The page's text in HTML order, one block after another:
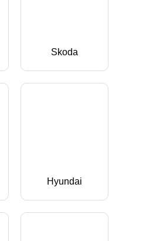
Skoda
Hyundai